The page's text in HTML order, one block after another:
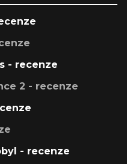
- recenze
2 - recenze
- recenze